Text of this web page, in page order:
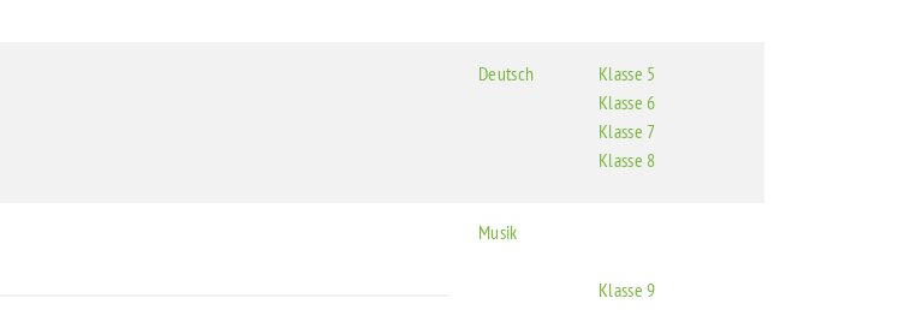
Deutsch
Klasse 5
Klasse 6
Klasse 7
Klasse 8
Musik
Klasse 9